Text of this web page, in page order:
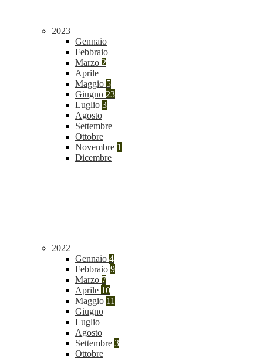
2023
Gennaio
Febbraio
Marzo 2
Aprile
Maggio 5
Giugno 23
Luglio 3
Agosto
Settembre
Ottobre
Novembre 1
Dicembre
2022
Gennaio 4
Febbraio 9
Marzo 7
Aprile 10
Maggio 11
Giugno
Luglio
Agosto
Settembre 3
Ottobre